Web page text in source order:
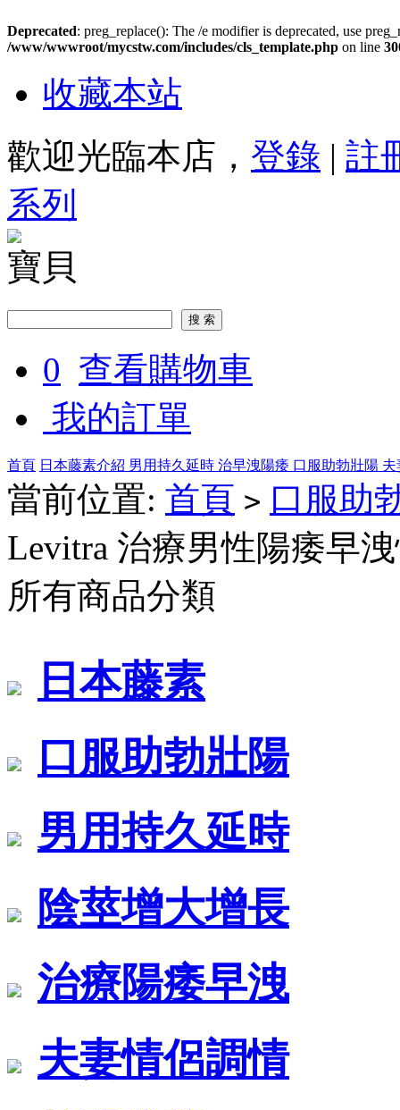
Deprecated: preg_replace(): The /e modifier is deprecated, use
/www/wwwroot/mycstw.com/includes/cls_template.php on line
收藏本站
歡迎光臨本店， 登錄 | 註
系列
寶貝
0 查看購物車
我的訂單
首頁 日本藤素介紹 男用持久延時 治早洩陽痿 口服助勃壯陽
當前位置: 首頁 > 口服助
Levitra 治療男性陽痿早
所有商品分類
日本藤素
口服助勃壯陽
男用持久延時
陰莖增大增長
治療陽痿早洩
夫妻情侶調情